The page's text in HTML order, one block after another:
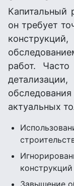
Капитальный
он требует
работ.
актуальных
Завышение